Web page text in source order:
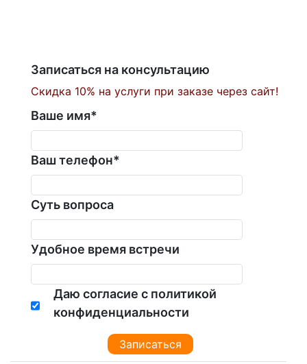
Записаться на консультацию
Скидка 10% на услуги при заказе через сайт!
Ваше имя*
Ваш телефон*
Суть вопроса
Удобное время встречи
Даю согласие с политикой
конфиденциальности